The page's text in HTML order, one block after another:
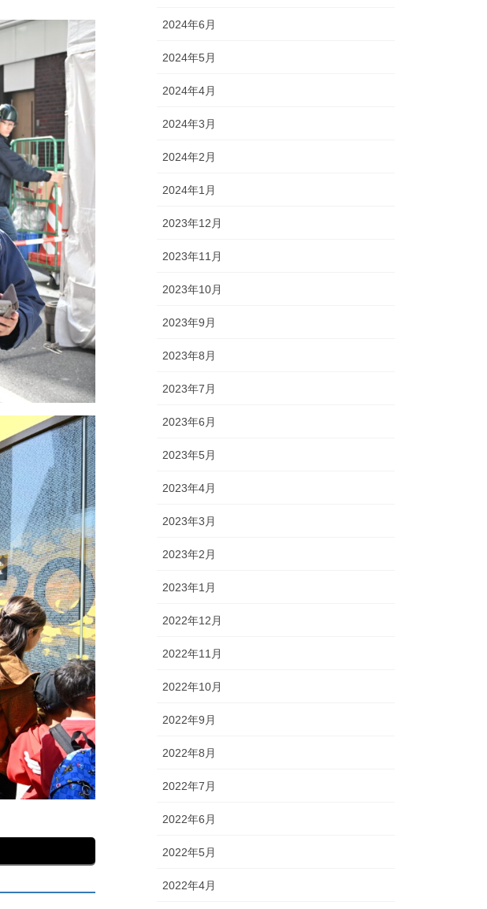
2024年6月
2024年5月
2024年4月
2024年3月
2024年2月
2024年1月
2023年12月
2023年11月
2023年10月
2023年9月
2023年8月
2023年7月
2023年6月
2023年5月
2023年4月
2023年3月
2023年2月
2023年1月
2022年12月
2022年11月
2022年10月
2022年9月
2022年8月
2022年7月
2022年6月
2022年5月
2022年4月